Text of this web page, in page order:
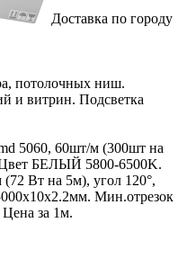
Доставка по городу
потолочных ниш.
и витрин. Подсветка
5060, 60шт/м (300шт на
Цвет БЕЛЫЙ 5800-6500K.
Вт на 5м), угол 120°,
Мин.отрезок
за 1м.